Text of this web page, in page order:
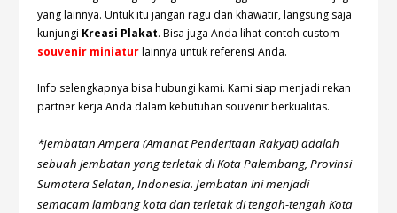
yang lainnya. Untuk itu jangan ragu dan khawatir, langsung saja
kunjungi Kreasi Plakat. Bisa juga Anda lihat contoh custom
souvenir miniaturlainnya untuk referensi Anda.
Info selengkapnya bisa hubungikami. Kami siap menjadi rekan
partner kerja Anda dalam kebutuhan souvenir berkualitas.
*Jembatan Ampera (Amanat Penderitaan Rakyat) adalah
sebuah jembatan yang terletak di Kota Palembang, Provinsi
Sumatera Selatan, Indonesia. Jembatan ini menjadi
semacam lambang kota dan terletak di tengah-tengah Kota